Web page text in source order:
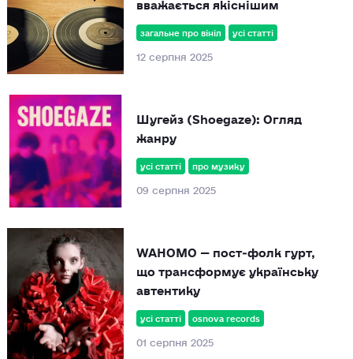
загальне про вініл усі статті
12 серпня 2025
усі статті про музику
09 серпня 2025
Шугейз (Shoegaze): Огляд
жанру
усі статті osnova records
01 серпня 2025
WAHOMO — пост‑фолк гурт,
що трансформує українську
автентику